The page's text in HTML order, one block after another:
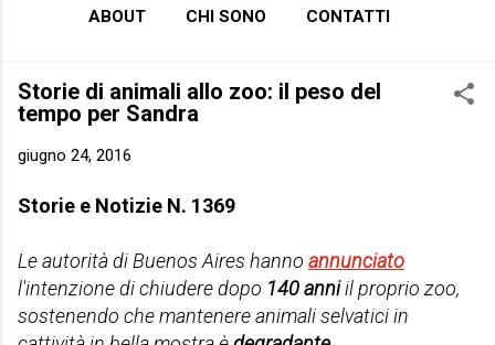
ABOUT CHI SONO CONTATTI
Storie di animali allo zoo: il peso del
tempo per Sandra
giugno 24, 2016
Storie e Notizie N. 1369
Le autorità di Buenos Aires hanno annunciato
l'intenzione di chiudere dopo 140 anniil proprio zoo,
sostenendo che mantenere animali selvatici in